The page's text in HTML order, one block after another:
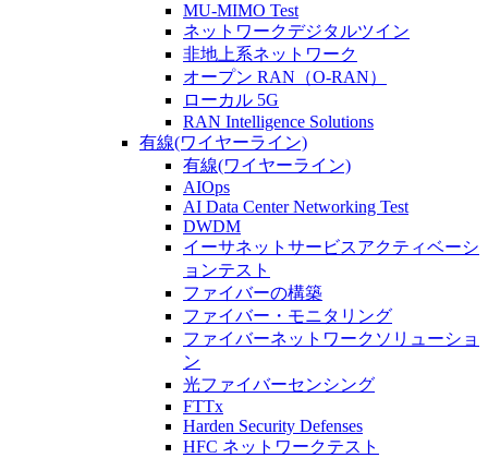
MU-MIMO Test
ネットワークデジタルツイン
非地上系ネットワーク
オープン RAN（O-RAN）
ローカル 5G
RAN Intelligence Solutions
有線(ワイヤーライン)
有線(ワイヤーライン)
AIOps
AI Data Center Networking Test
DWDM
イーサネットサービスアクティベーシ
ョンテスト
ファイバーの構築
ファイバー・モニタリング
ファイバーネットワークソリューショ
ン
光ファイバーセンシング
FTTx
Harden Security Defenses
HFC ネットワークテスト